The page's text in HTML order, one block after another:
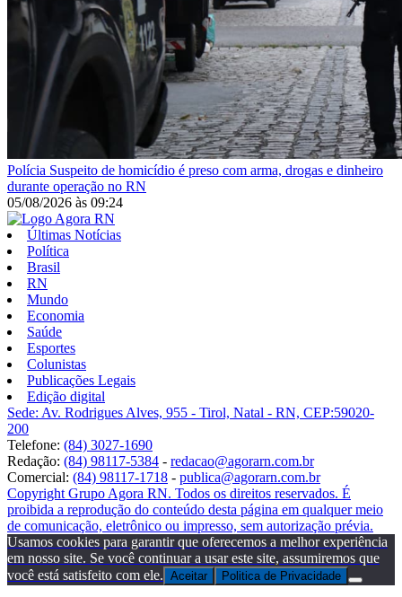
Polícia Suspeito de homicídio é preso com arma, drogas e dinheiro
durante operação no RN
05/08/2026 às 09:24
Últimas Notícias
Política
Brasil
RN
Mundo
Economia
Saúde
Esportes
Colunistas
Publicações Legais
Edição digital
Sede: Av. Rodrigues Alves, 955 - Tirol, Natal - RN, CEP:59020-
200
Telefone: (84) 3027-1690
Redação: (84) 98117-5384 - redacao@agorarn.com.br
Comercial: (84) 98117-1718 - publica@agorarn.com.br
Copyright Grupo Agora RN. Todos os direitos reservados. É
proibida a reprodução do conteúdo desta página em qualquer meio
de comunicação, eletrônico ou impresso, sem autorização prévia.
Usamos cookies para garantir que oferecemos a melhor experiência
em nosso site. Se você continuar a usar este site, assumiremos que
você está satisfeito com ele. Aceitar Politica de Privacidade